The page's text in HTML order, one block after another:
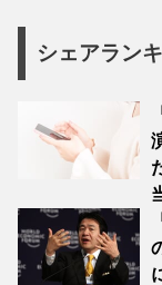
シェアラン